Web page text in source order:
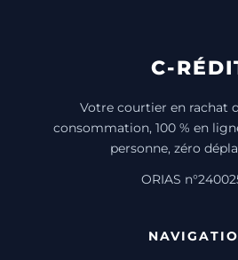
C-
Votre courtier en rachat
consommation, 100 % en
personne, zéro
ORIAS